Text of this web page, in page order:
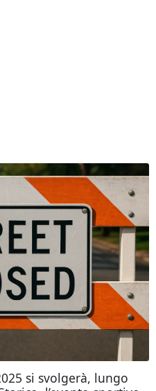
si svolgerà, lungo